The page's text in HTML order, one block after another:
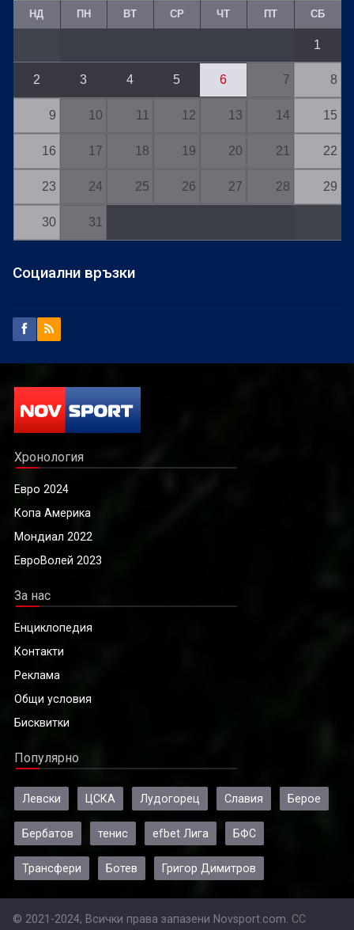
НД ПН ВТ СР ЧТ ПТ СБ
1
2 3 4 5 6 7 8
9 10 11 12 13 14 15
16 17 18 19 20 21 22
23 24 25 26 27 28 29
30 31
Социални връзки
Хронология
Евро 2024
Копа Америка
Мондиал 2022
ЕвроВолей 2023
За нас
Енциклопедия
Контакти
Реклама
Общи условия
Бисквитки
Популярно
Левски ЦСКА Лудогорец Славия Берое
Бербатов тенис efbet Лига БФС
Трансфери Ботев Григор Димитров
© 2021-2024, Всички права запазени Novsport.com. CC